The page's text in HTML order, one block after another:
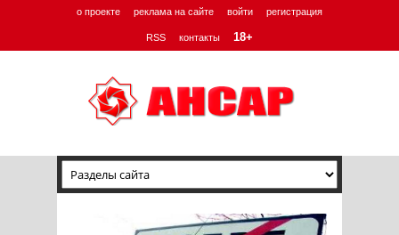
о проекте реклама на сайте войти регистрация
RSS контакты 18+